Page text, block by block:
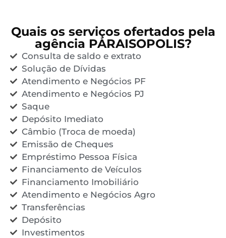
Quais os serviços ofertados pela
agência PARAISOPOLIS?
Consulta de saldo e extrato
Solução de Dívidas
Atendimento e Negócios PF
Atendimento e Negócios PJ
Saque
Depósito Imediato
Câmbio (Troca de moeda)
Emissão de Cheques
Empréstimo Pessoa Física
Financiamento de Veículos
Financiamento Imobiliário
Atendimento e Negócios Agro
Transferências
Depósito
Investimentos